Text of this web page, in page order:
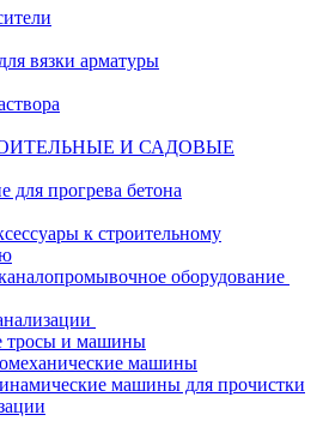
вязки арматуры
И САДОВЫЕ
для прогрева бетона
к строительному
оборудование
тросы и машины
машины
машины для прочистки